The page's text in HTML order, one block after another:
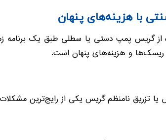
با هزینه‌های پنهان
از گریس پمپ دستی یا سطلی طبق یک
ریسک‌ها و هزینه‌های پنهان است.
یا تزریق نامنظم گریس یکی از رایج‌ترین